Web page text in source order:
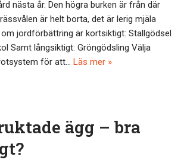
nästa år. Den högra burken är från där
är helt borta, det är lerig mjäla
jordförbättring är kortsiktigt: Stallgödsel
Samt långsiktigt: Gröngödsling Välja
för att… Läs mer »
ägg – bra